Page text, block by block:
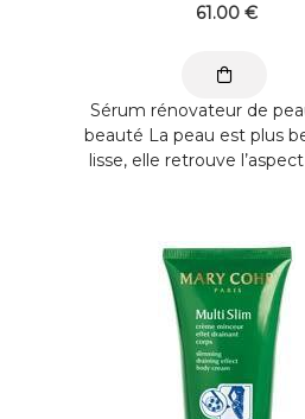
61.00 €
Sérum rénovateur de
beauté La peau est plus
lisse, elle retrouve l’aspect